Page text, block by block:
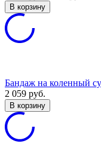
В корзину
Бандаж на коленный
2 059 руб.
В корзину